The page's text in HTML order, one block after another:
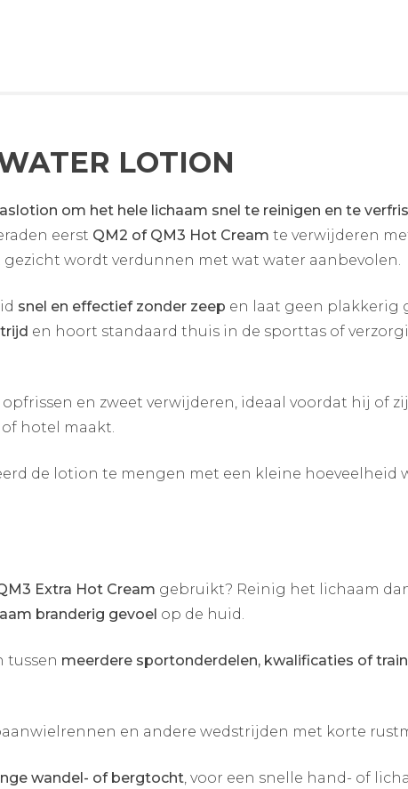
LOTION
om het hele lichaam snel te reinigen en te
eerst QM2 of QM3 Hot Cream te verwijderen
wordt verdunnen met wat water aanbevolen.
snel en effectief zonder zeep en laat geen plakkerig
en hoort standaard thuis in de sporttas of
en zweet verwijderen, ideaal voordat hij of
hotel maakt.
de lotion te mengen met een kleine hoeveelheid
Extra Hot Cream gebruikt? Reinig het lichaam
branderig gevoel op de huid.
tussen meerdere sportonderdelen, kwalificaties of
en andere wedstrijden met korte
wandel- of bergtocht , voor een snelle hand- of